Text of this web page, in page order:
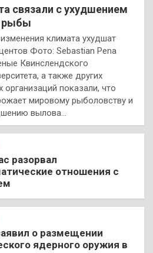
связали с ухудшением
рыбы
климата ухудшат
Фото: Sebastian Pena
Квинслендского
а также других
организаций показали, что
мировому рыболовству и
вылова…
разорвал
отношения с
о размещении
ядерного оружия в